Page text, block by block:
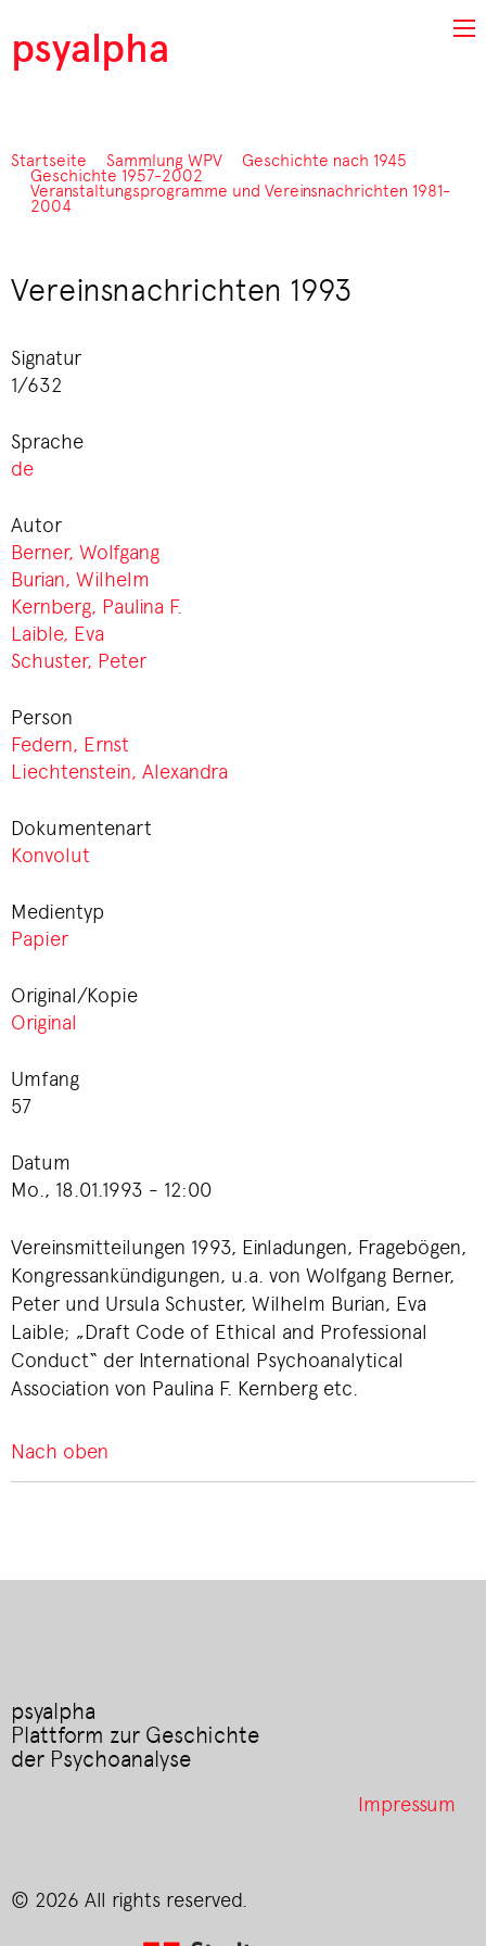
psyalpha
Pfadnavigation
Startseite Sammlung WPV Geschichte nach 1945
Geschichte 1957-2002
Veranstaltungsprogramme und Vereinsnachrichten 1981-
2004
Vereinsnachrichten 1993
Signatur
1/632
Sprache
de
Autor
Berner, Wolfgang
Burian, Wilhelm
Kernberg, Paulina F.
Laible, Eva
Schuster, Peter
Person
Federn, Ernst
Liechtenstein, Alexandra
Dokumentenart
Konvolut
Medientyp
Papier
Original/Kopie
Original
Umfang
57
Datum
Mo., 18.01.1993 - 12:00
Vereinsmitteilungen 1993, Einladungen, Fragebögen,
Kongressankündigungen, u.a. von Wolfgang Berner,
Peter und Ursula Schuster, Wilhelm Burian, Eva
Laible; „Draft Code of Ethical and Professional
Conduct“ der International Psychoanalytical
Association von Paulina F. Kernberg etc.
Nach oben
psyalpha
Plattform zur Geschichte
der Psychoanalyse
Impressum
© 2026 All rights reserved.